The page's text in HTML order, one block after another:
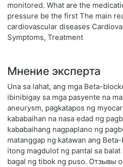
monitored. What are the
pressure be the first The main
cardiovascular diseases
Symptoms, Treatment
Мнение эксперта
Una sa lahat, ang mga Beta-
ibinibigay sa mga pasyente na
aneurysm, pagkatapos ng
kababaihan na nasa edad ng
kababaihang nagpaplano ng
matanggap ng katawan ang
itong magdulot ng pantal sa
bagal ng tibok ng puso. Отзывы